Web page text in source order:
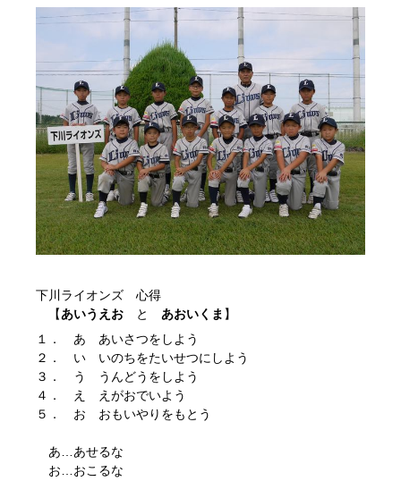
下川ライオンズ 心得
【あいうえおと あおいくま 】
１． あ あいさつをしよう
２． い いのちをたいせつにしよう
３． う うんどうをしよう
４． え えがおでいよう
５． お おもいやりをもとう
あ…あせるな
お…おこるな